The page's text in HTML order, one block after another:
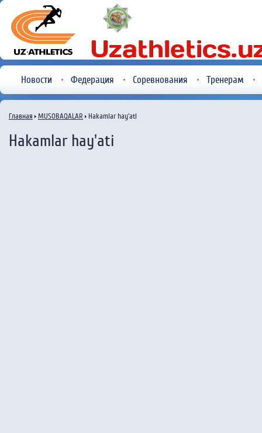
Новости Федерация Соревнования Тренерам
Главная MUSOBAQALAR Hakamlar hay'ati
Hakamlar hay'ati